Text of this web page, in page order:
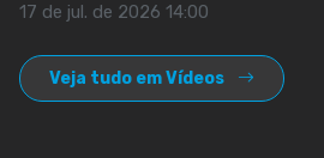
17 de jul. de 2026 14:00
Veja tudo em Vídeos